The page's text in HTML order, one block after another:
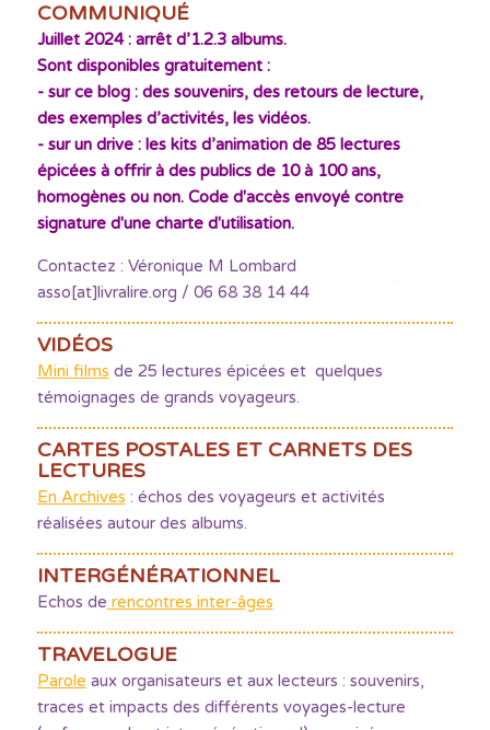
COMMUNIQUÉ
Juillet 2024 : arrêt d’1.2.3 albums.
Sont disponibles gratuitement :
- sur ce blog : des souvenirs, des retours de lecture,
des exemples d’activités, les vidéos.
- sur un drive : les kits d’animation de 85 lectures
épicées à offrir à des publics de 10 à 100 ans,
homogènes ou non. Code d'accès envoyé contre
signature d'une charte d'utilisation.
Contactez : Véronique M Lombard
asso[at]livralire.org / 06 68 38 14 44
VIDÉOS
Mini films de 25 lectures épicées et quelques
témoignages de grands voyageurs.
CARTES POSTALES ET CARNETS DES
LECTURES
En Archives : échos des voyageurs et activités
réalisées autour des albums.
INTERGÉNÉRATIONNEL
Echos de rencontres inter-âges
TRAVELOGUE
Parole aux organisateurs et aux lecteurs : souvenirs,
traces et impacts des différents voyages-lecture